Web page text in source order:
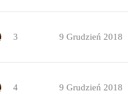
3 9 Grudzień 2018
4 9 Grudzień 2018